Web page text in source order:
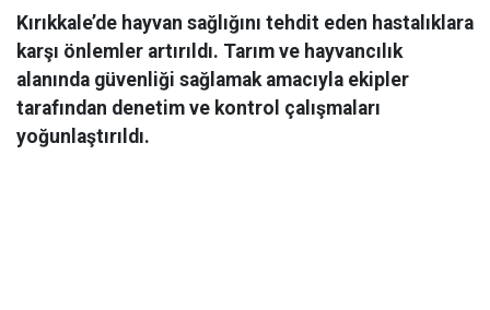
Kırıkkale’de hayvan sağlığını tehdit eden hastalıklara
karşı önlemler artırıldı. Tarım ve hayvancılık
alanında güvenliği sağlamak amacıyla ekipler
tarafından denetim ve kontrol çalışmaları
yoğunlaştırıldı.